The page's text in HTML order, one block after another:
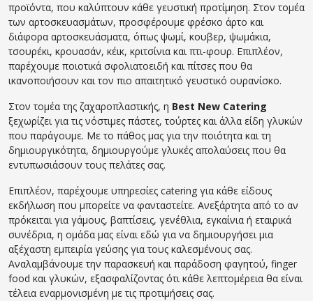
προϊόντα, που καλύπτουν κάθε γευστική προτίμηση. Στον τομέα
των αρτοσκευασμάτων, προσφέρουμε φρέσκο άρτο και
διάφορα αρτοσκευάσματα, όπως ψωμί, κουβερ, ψωμάκια,
τσουρέκι, κρουασάν, κέικ, κριτσίνια και πτι-φουρ. Επιπλέον,
παρέχουμε ποιοτικά σφολιατοειδή και πίτσες που θα
ικανοποιήσουν και τον πιο απαιτητικό γευστικό ουρανίσκο.
Στον τομέα της ζαχαροπλαστικής, η Best New Catering
ξεχωρίζει για τις νόστιμες πάστες, τούρτες και άλλα είδη γλυκών
που παράγουμε. Με το πάθος μας για την ποιότητα και τη
δημιουργικότητα, δημιουργούμε γλυκές απολαύσεις που θα
εντυπωσιάσουν τους πελάτες σας.
Επιπλέον, παρέχουμε υπηρεσίες catering για κάθε είδους
εκδήλωση που μπορείτε να φανταστείτε. Ανεξάρτητα από το αν
πρόκειται για γάμους, βαπτίσεις, γενέθλια, εγκαίνια ή εταιρικά
συνέδρια, η ομάδα μας είναι εδώ για να δημιουργήσει μια
αξέχαστη εμπειρία γεύσης για τους καλεσμένους σας.
Αναλαμβάνουμε την παρασκευή και παράδοση φαγητού, finger
food και γλυκών, εξασφαλίζοντας ότι κάθε λεπτομέρεια θα είναι
τέλεια εναρμονισμένη με τις προτιμήσεις σας.